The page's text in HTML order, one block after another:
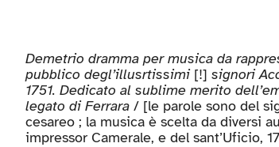
Demetrio dramma per musica da
pubblico degl’illusrtissimi[!] signori
1751. Dedicato al sublime merito
legato di Ferrara/ [le parole sono del
cesareo ; la musica è scelta da diversi
impressor Camerale, e del sant’Uficio,